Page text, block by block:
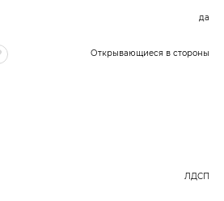
да
Открывающиеся в стороны
ЛДСП